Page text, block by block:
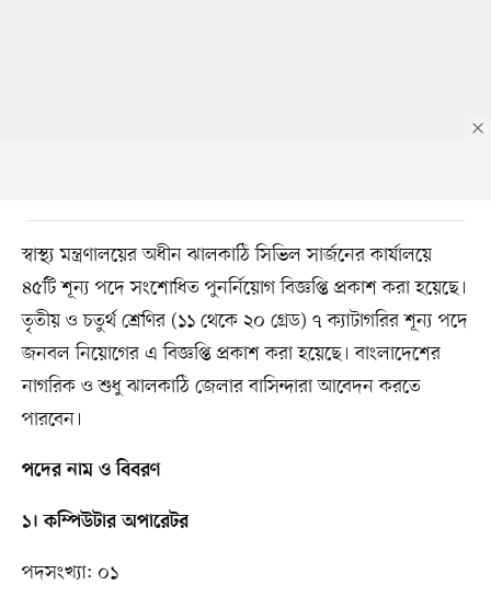
স্বাস্থ্য মন্ত্রণালয়ের অধীন ঝালকাঠি সিভিল সার্জনের কার্যালয়ে
৪৫টি শূন্য পদে সংশোধিত পুনর্নিয়োগ বিজ্ঞপ্তি প্রকাশ করা হয়েছে।
তৃতীয় ও চতুর্থ শ্রেণির (১১ থেকে ২০ গ্রেড) ৭ ক্যাটাগরির শূন্য পদে
জনবল নিয়োগের এ বিজ্ঞপ্তি প্রকাশ করা হয়েছে। বাংলাদেশের
নাগরিক ও শুধু ঝালকাঠি জেলার বাসিন্দারা আবেদন করতে
পারবেন।
পদের নাম ও বিবরণ
১। কম্পিউটার অপারেটর
পদসংখ্যা: ০১